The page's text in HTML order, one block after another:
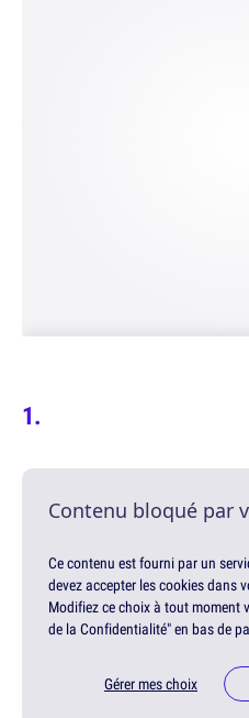
Contenu bloqué par
Ce contenu est fourni par un
devez accepter les cookies dans
Modifiez ce choix à tout moment
de la Confidentialité" en bas de
Gérer mes choix